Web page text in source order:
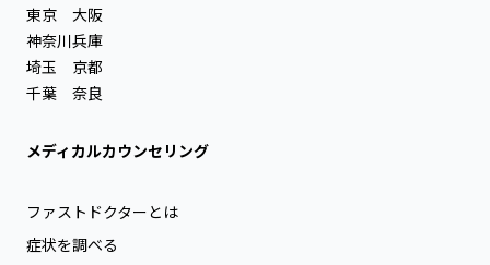
東京
神奈川
埼玉
千葉
大阪
兵庫
京都
奈良
メディカルカウンセリング
ファストドクターとは
症状を調べる